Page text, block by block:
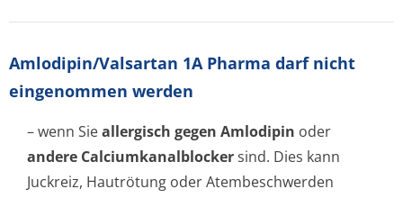
Amlodipin/Val­sartan 1A Pharma darf nicht
eingenommen werden
– wenn Sieallergisch gegen Amlodipin oder
andere Calciumkanalbloc­kersind. Dies kann
Juckreiz, Hautrötung oder Atembeschwerden